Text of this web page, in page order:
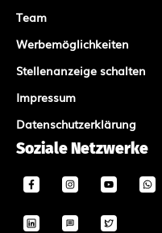
Team
Werbemöglichkeiten
Stellenanzeige schalten
Impressum
Datenschutzerklärung
Soziale Netzwerke